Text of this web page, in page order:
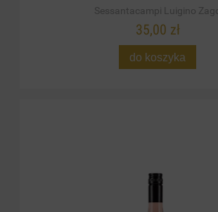
Sessantacampi Luigino
35,00 zł
do koszyka